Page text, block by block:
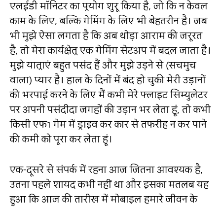
एलईडी मॉनिटर का प्रयोग शुरू किया है, जो कि न केवल
काम के लिए, बल्कि गेमिंग के लिए भी बेहतरीन है। जब
भी मुझे ऐसा लगता है कि अब थोड़ा आराम की जरूरत
है, तो मेरा कार्यक्षेत्र एक गेमिंग सेटअप में बदल जाता है।
मुझे यात्राएं बहुत पसंद हैं और मुझे उड़ने से (सचमुच
वाला) प्यार है। हाल के दिनों में बंद हो चुकी मेरी उड़ानों
की भरपाई करने के लिए मैं कभी मेरे फ्लाइट सिम्युलेटर
पर अपनी पसंदीदा जगहों की उड़ान भर लेता हूं, तो कभी
किसी एफ1 गेम में ड्राइव कर कार से तफरीह न कर पाने
की कमी को पूरा कर लेता हूं।
एक-दूसरे से संपर्क में रहना आज जितना आवश्यक है,
उतना पहले शायद कभी नहीं था और इसका मतलब यह
हुआ कि आज की तारीख में मोबाइल हमारे जीवन के